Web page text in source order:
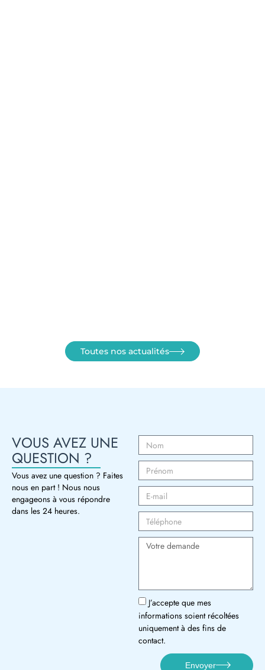
Toutes nos actualités
VOUS AVEZ UNE
QUESTION ?
Vous avez une question ? Faites
nous en part ! Nous nous
engageons à vous répondre
dans les 24 heures.
J’accepte que mes
informations soient récoltées
uniquement à des fins de
contact.
Envoyer